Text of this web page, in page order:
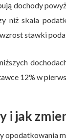
dochody
niż skala
stawki
12% w
i jak
opodatkowania